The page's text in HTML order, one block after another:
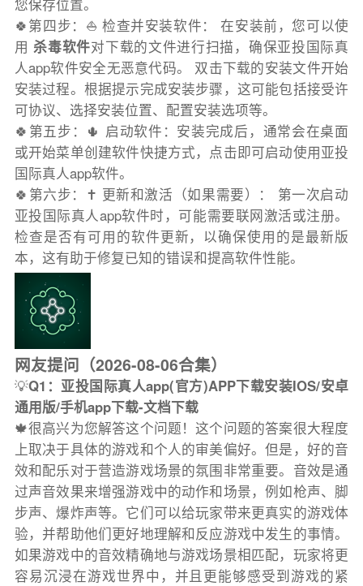
您保存位置。
🍀第四步：⛵️ 检查并安装软件： 在安装前，您可以使
用杀毒软件对下载的文件进行扫描，确保亚投国际真
人app软件安全无恶意代码。 双击下载的安装文件开始
安装过程。根据提示完成安装步骤，这可能包括接受许
可协议、选择安装位置、配置安装选项等。
🍀第五步：🌵 启动软件：安装完成后，通常会在桌面
或开始菜单创建软件快捷方式，点击即可启动使用亚投
国际真人app软件。
🍀第六步：✝️ 更新和激活（如果需要）： 第一次启动
亚投国际真人app软件时，可能需要联网激活或注册。
检查是否有可用的软件更新，以确保使用的是最新版
本，这有助于修复已知的错误和提高软件性能。
网友提问（2026-08-06合集）
💡Q1：亚投国际真人app(官方)APP下载安装IOS/安卓
通用版/手机app下载-文档下载
🍁很高兴为您解答这个问题！这个问题的答案很大程度
上取决于具体的游戏和个人的审美偏好。但是，好的音
效和配乐对于营造游戏场景的氛围非常重要。音效是通
过声音效果来增强游戏中的动作和场景，例如枪声、脚
步声、爆炸声等。它们可以给玩家带来更真实的游戏体
验，并帮助他们更好地理解和反应游戏中发生的事情。
如果游戏中的音效精确地与游戏场景相匹配，玩家将更
容易沉浸在游戏世界中，并且更能够感受到游戏的紧